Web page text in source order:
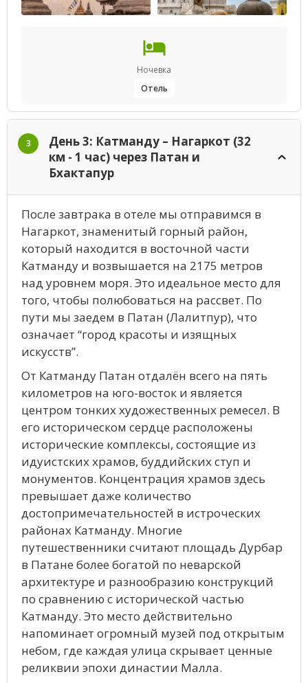
Ночевка
Отель
3
День 3: Катманду – Нагаркот (32
км - 1 час) через Патан и
Бхактапур
После завтрака в отеле мы отправимся в
Нагаркот, знаменитый горный район,
который находится в восточной части
Катманду и возвышается на 2175 метров
над уровнем моря. Это идеальное место для
того, чтобы полюбоваться на рассвет. По
пути мы заедем в Патан (Лалитпур), что
означает “город красоты и изящных
искусств”.
От Катманду Патан отдалён всего на пять
километров на юго-восток и является
центром тонких художественных ремесел. В
его историческом сердце расположены
исторические комплексы, состоящие из
идуистских храмов, буддийских ступ и
монументов. Концентрация храмов здесь
превышает даже количество
достопримечательностей в истроческих
районах Катманду. Многие
путешественники считают площадь Дурбар
в Патане более богатой по неварской
архитектуре и разнообразию конструкций
по сравнению с исторической частью
Катманду. Это место действительно
напоминает огромный музей под открытым
небом, где каждая улица скрывает ценные
реликвии эпохи династии Малла.